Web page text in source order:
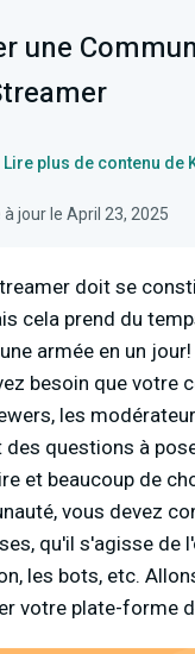
une
Lire plus de contenu de
jour le April 23, 2025
doit se
cela prend du
armée en un
besoin que votre
les
questions à
et beaucoup de
vous devez
qu'il s'agisse de
les bots, etc.
votre plate-forme